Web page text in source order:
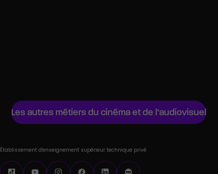
Les autres métiers du cinéma et de l’audiovisuel
Établissement d'enseignement supérieur technique privé